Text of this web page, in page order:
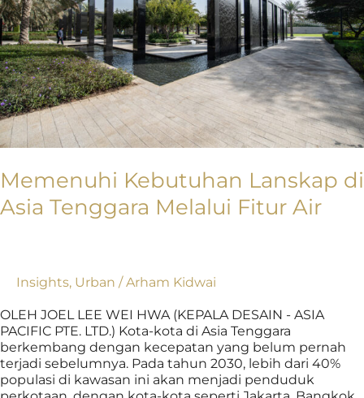
Memenuhi Kebutuhan Lanskap di
Asia Tenggara Melalui Fitur Air
Insights, Urban /Arham Kidwai
OLEH JOEL LEE WEI HWA (KEPALA DESAIN - ASIA
PACIFIC PTE. LTD.) Kota-kota di Asia Tenggara
berkembang dengan kecepatan yang belum pernah
terjadi sebelumnya. Pada tahun 2030, lebih dari 40%
populasi di kawasan ini akan menjadi penduduk
Melalui
Fitur
Air